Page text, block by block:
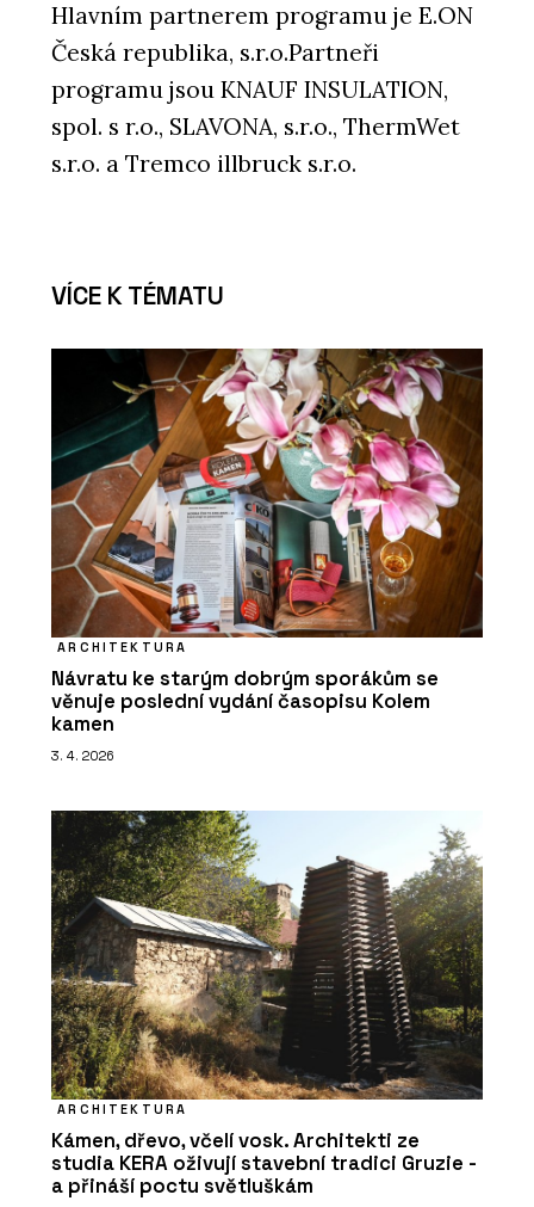
Hlavním partnerem programu je E.ON
Česká republika, s.r.o.Partneři
programu jsou KNAUF INSULATION,
spol. s r.o., SLAVONA, s.r.o., ThermWet
s.r.o. a Tremco illbruck s.r.o.
VÍCE K TÉMATU
ARCHITEKTURA
Návratu ke starým dobrým sporákům se
věnuje poslední vydání časopisu Kolem
kamen
3. 4. 2026
ARCHITEKTURA
Kámen, dřevo, včelí vosk. Architekti ze
studia KERA oživují stavební tradici Gruzie -
a přináší poctu světluškám